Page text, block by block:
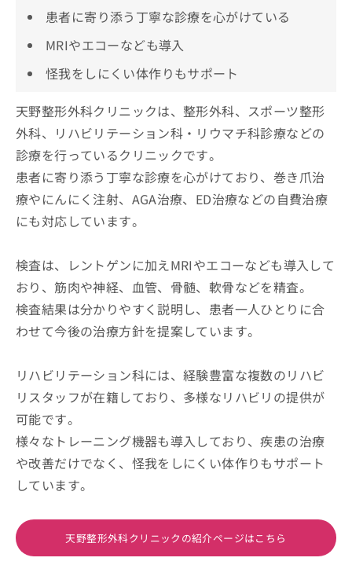
患者に寄り添う丁寧な診療を心がけている
MRIやエコーなども導入
怪我をしにくい体作りもサポート
天野整形外科クリニックは、整形外科、スポーツ整形
外科、リハビリテーション科・リウマチ科診療などの
診療を行っているクリニックです。
患者に寄り添う丁寧な診療を心がけており、巻き爪治
療やにんにく注射、AGA治療、ED治療などの自費治療
にも対応しています。
検査は、レントゲンに加えMRIやエコーなども導入して
おり、筋肉や神経、血管、骨髄、軟骨などを精査。
検査結果は分かりやすく説明し、患者一人ひとりに合
わせて今後の治療方針を提案しています。
リハビリテーション科には、経験豊富な複数のリハビ
リスタッフが在籍しており、多様なリハビリの提供が
可能です。
様々なトレーニング機器も導入しており、疾患の治療
や改善だけでなく、怪我をしにくい体作りもサポート
しています。
天野整形外科クリニックの紹介ページはこちら